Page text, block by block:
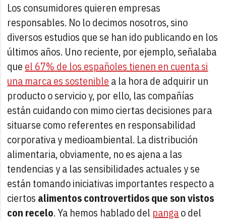
Los consumidores quieren empresas
responsables. No lo decimos nosotros, sino
diversos estudios que se han ido publicando en los
últimos años. Uno reciente, por ejemplo, señalaba
que el 67% de los españoles tienen en cuenta si
una marca es sostenible a la hora de adquirir un
producto o servicio y, por ello, las compañías
están cuidando con mimo ciertas decisiones para
situarse como referentes en responsabilidad
corporativa y medioambiental. La distribución
alimentaria, obviamente, no es ajena a las
tendencias y a las sensibilidades actuales y se
están tomando iniciativas importantes respecto a
ciertos alimentos controvertidos que son vistos
con recelo. Ya hemos hablado del pangao del